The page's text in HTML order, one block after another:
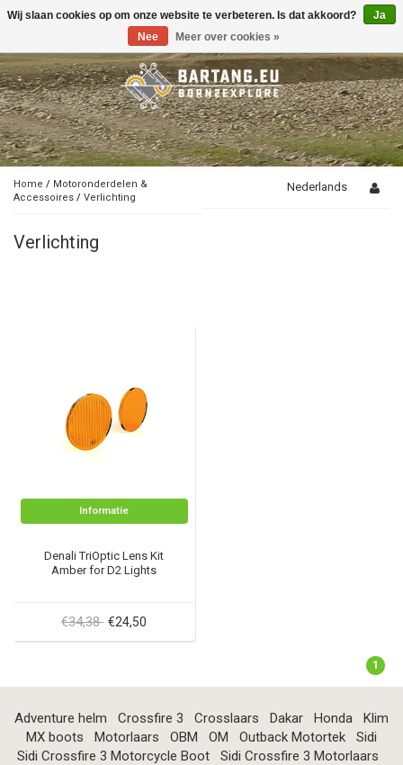
Toggle
Home / Motoronderdelen &
Accessoires / Verlichting
Nederlands
Verlichting
Informatie
Denali TriOptic Lens Kit
Amber for D2 Lights
€34,38 €24,50
1
Adventure helm Crossfire 3 Crosslaars Dakar Honda
Klim
MX boots
Motorlaars OBM OM Outback Motortek
Sidi
Sidi Crossfire 3 Motorcycle Boot
Sidi Crossfire 3 Motorlaars
Wij slaan cookies op om onze website te verbeteren. Is dat akkoord?
Ja
Nee
Meer over cookies »